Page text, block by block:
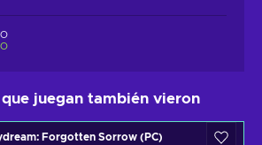
juegan también vieron
Forgotten Sorrow (PC)